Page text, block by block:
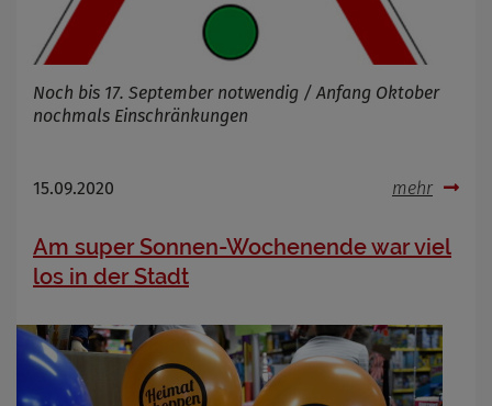
Noch bis 17. September notwendig / Anfang Oktober
nochmals Einschränkungen
15.09.2020 mehr
Am super Sonnen-Wochenende war viel
los in der Stadt